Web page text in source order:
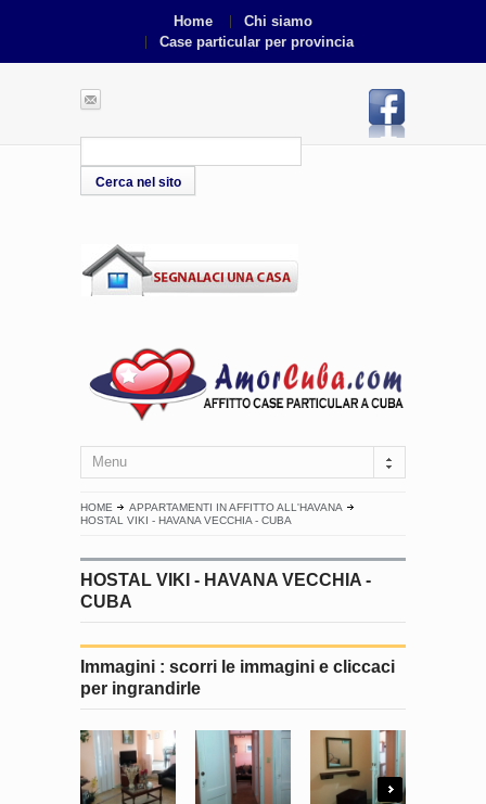
Home
Chi siamo
Case particular per provincia
Menu
HOME
APPARTAMENTI IN AFFITTO ALL'HAVANA
HOSTAL VIKI - HAVANA VECCHIA - CUBA
HOSTAL VIKI - HAVANA VECCHIA -
CUBA
Immagini : scorri le immagini e cliccaci
per ingrandirle
Next